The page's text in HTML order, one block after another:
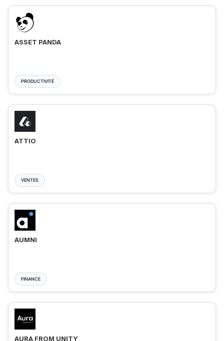
ASSET PANDA
PRODUCTIVITÉ
ATTIO
VENTES
AUMNI
FINANCE
AURA FROM UNITY